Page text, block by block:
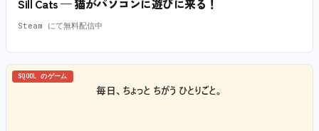
Sill Cats — 猫がパソコンに遊びに来る！
Steam にて無料配信中
SQOOL のゲーム